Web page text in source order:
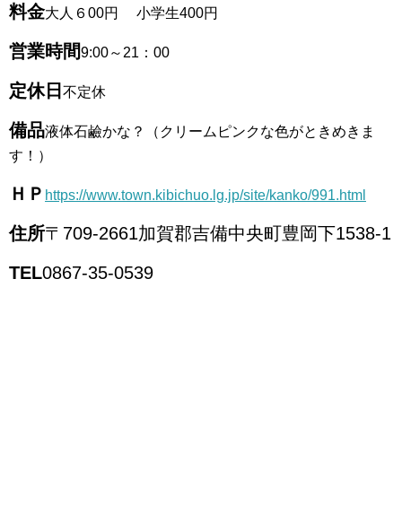
料金大人６00円 小学生400円
営業時間9:00～21：00
定休日 不定休
備品液体石鹼かな？（クリームピンクな色がときめきま
す！）
ＨＰ https://www.town.kibichuo.lg.jp/site/kanko/991.html
住所〒 709-2661加賀郡吉備中央町豊岡下1538-1
TEL0867-35-0539